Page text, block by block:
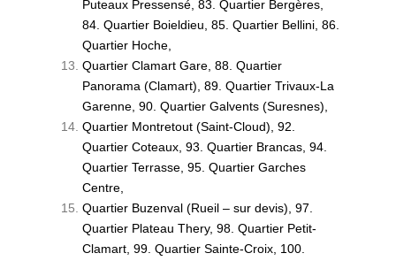
Puteaux Pressensé, 83. Quartier Bergères,
84. Quartier Boieldieu, 85. Quartier Bellini, 86.
Quartier Hoche,
Quartier Clamart Gare, 88. Quartier
Panorama (Clamart), 89. Quartier Trivaux-La
Garenne, 90. Quartier Galvents (Suresnes),
Quartier Montretout (Saint-Cloud), 92.
Quartier Coteaux, 93. Quartier Brancas, 94.
Quartier Terrasse, 95. Quartier Garches
Centre,
Quartier Buzenval (Rueil – sur devis), 97.
Quartier Plateau Thery, 98. Quartier Petit-
Clamart, 99. Quartier Sainte-Croix, 100.